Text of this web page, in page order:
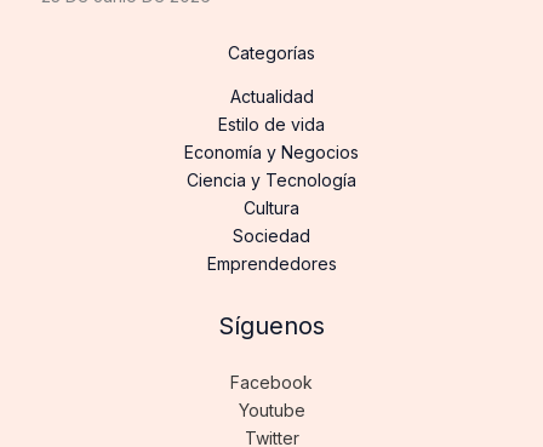
Categorías
Actualidad
Estilo de vida
Economía y Negocios
Ciencia y Tecnología
Cultura
Sociedad
Emprendedores
Síguenos
Facebook
Youtube
Twitter